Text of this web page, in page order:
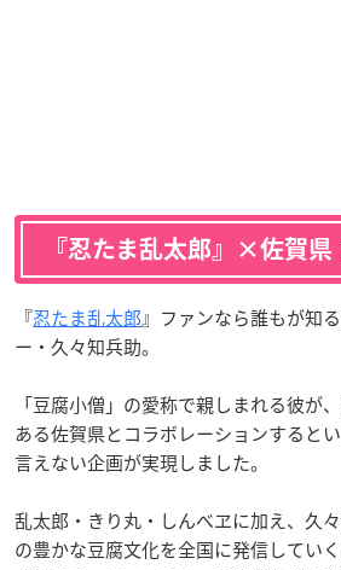
『忍たま乱太郎』×佐賀県
『忍たま乱太郎』ファンなら誰もが知
ー・久々知兵助。
「豆腐小僧」の愛称で親しまれる彼が
ある佐賀県とコラボレーションすると
言えない企画が実現しました。
乱太郎・きり丸・しんべヱに加え、久
の豊かな豆腐文化を全国に発信してい